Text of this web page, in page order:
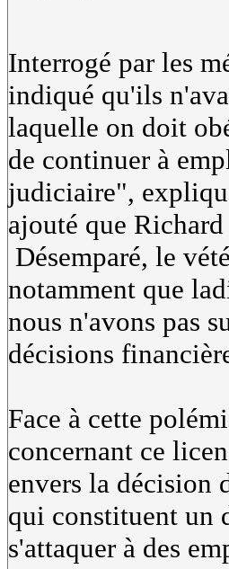
Interrogé par les
indiqué qu'ils
laquelle on doit
de continuer à
judiciaire",
ajouté que
Désemparé, le
notamment que
nous n'avons pas
décisions
Face à cette
concernant ce
envers la décision
qui constituent un
s'attaquer à des